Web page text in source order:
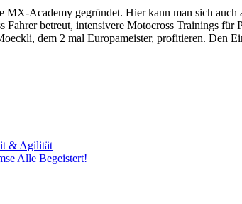
Academy gegründet. Hier kann man sich
betreut, intensivere Motocross Trainings
dem 2 mal Europameister, profitieren. Den
& Agilität
Alle Begeistert!